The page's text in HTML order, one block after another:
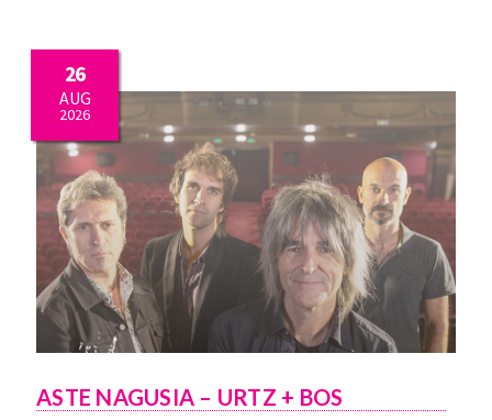
26
AUG
2026
ASTE NAGUSIA – URTZ + BOS